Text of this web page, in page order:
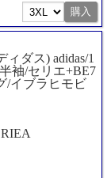
ダス) adidas/1
袖/セリエ+BE7
/イブラヒモビ